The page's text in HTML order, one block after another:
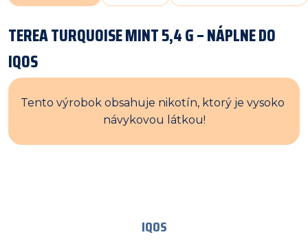
TEREA TURQUOISE MINT 5,4 G – NÁPLNE DO
IQOS
Tento výrobok obsahuje nikotín, ktorý je vysoko
návykovou látkou!
IQOS